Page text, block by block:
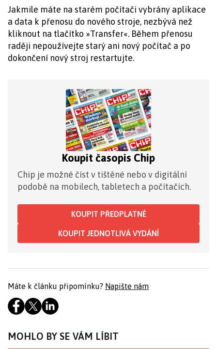
Jakmile máte na starém počítači vybrány aplikace
a data k přenosu do nového stroje, nezbývá než
kliknout na tlačítko »Transfer«. Během přenosu
raději nepoužívejte starý ani nový počítač a po
dokončení nový stroj restartujte.
Koupit časopis Chip
Chip je možné číst v tištěné nebo v digitální
podobě na mobilech, tabletech a počítačích.
KOUPIT PŘEDPLATNÉ
KOUPIT JEDNOTLIVÁ VYDÁNÍ
Máte k článku připomínku? Napište nám
MOHLO BY SE VÁM LÍBIT